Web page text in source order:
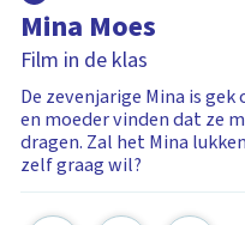
Mina Moes
Film in de klas
De zevenjarige Mina is
en moeder vinden dat ze
dragen. Zal het Mina
zelf graag wil?